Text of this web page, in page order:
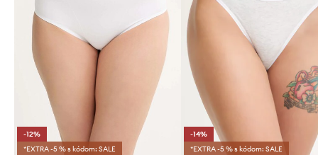
-12%
*EXTRA -5 % s kódom: SALE
-14%
*EXTRA -5 % s kódom: SALE